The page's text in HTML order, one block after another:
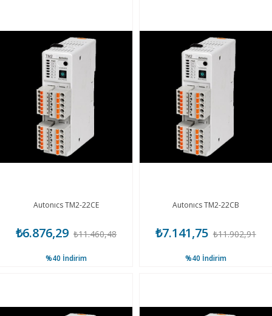
Autonıcs TM2-22CE
₺6.876,29 ₺11.460,48
%40 İndirim
Autonıcs TM2-22CB
₺7.141,75 ₺11.902,91
%40 İndirim